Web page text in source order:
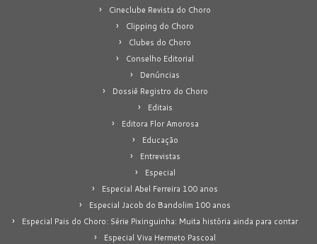
Cineclube Revista do Choro
Clipping do Choro
Clubes do Choro
Conselho Editorial
Denúncias
Dossiê Registro do Choro
Editais
Editora Flor Amorosa
Educação
Entrevistas
Especial
Especial Abel Ferreira 100 anos
Especial Jacob do Bandolim 100 anos
Especial Pais do Choro: Série Pixinguinha: Muita história ainda para contar
Especial Viva Hermeto Pascoal